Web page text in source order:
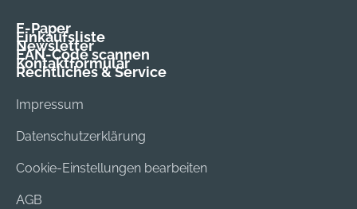
E-Paper
Einkaufsliste
Newsletter
EAN-Code scannen
Kontaktformular
Rechtliches & Service
Impressum
Datenschutzerklärung
Cookie-Einstellungen bearbeiten
AGB